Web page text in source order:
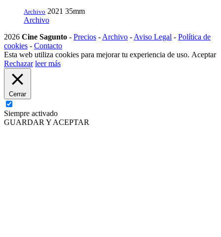
Archivo 2021 35mm
Archivo
2026 Cine Sagunto - Precios - Archivo - Aviso Legal - Política de
cookies - Contacto
Esta web utiliza cookies para mejorar tu experiencia de uso. Aceptar
Rechazar leer más
Cerrar
Siempre activado
GUARDAR Y ACEPTAR